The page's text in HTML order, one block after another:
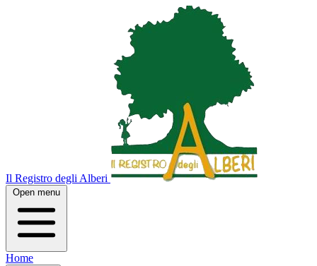
Il Registro degli Alberi
Open menu
Home